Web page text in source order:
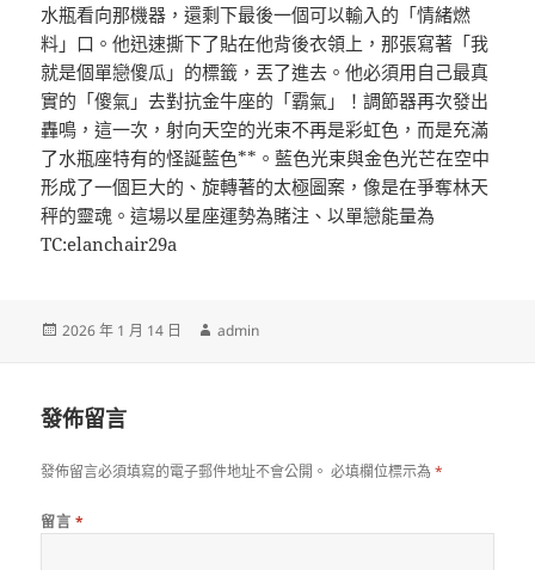
水瓶看向那機器，還剩下最後一個可以輸入的「情緒燃
料」口。他迅速撕下了貼在他背後衣領上，那張寫著「我
就是個單戀傻瓜」的標籤，丟了進去。他必須用自己最真
實的「傻氣」去對抗金牛座的「霸氣」！調節器再次發出
轟鳴，這一次，射向天空的光束不再是彩虹色，而是充滿
了水瓶座特有的怪誕藍色**。藍色光束與金色光芒在空中
形成了一個巨大的、旋轉著的太極圖案，像是在爭奪林天
秤的靈魂。這場以星座運勢為賭注、以單戀能量為
TC:elanchair29a
發
2026 年 1 月 14 日
作
admin
發佈留言
發佈留言必須填寫的電子郵件地址不會公開。 必填欄位標示為*
留言 *